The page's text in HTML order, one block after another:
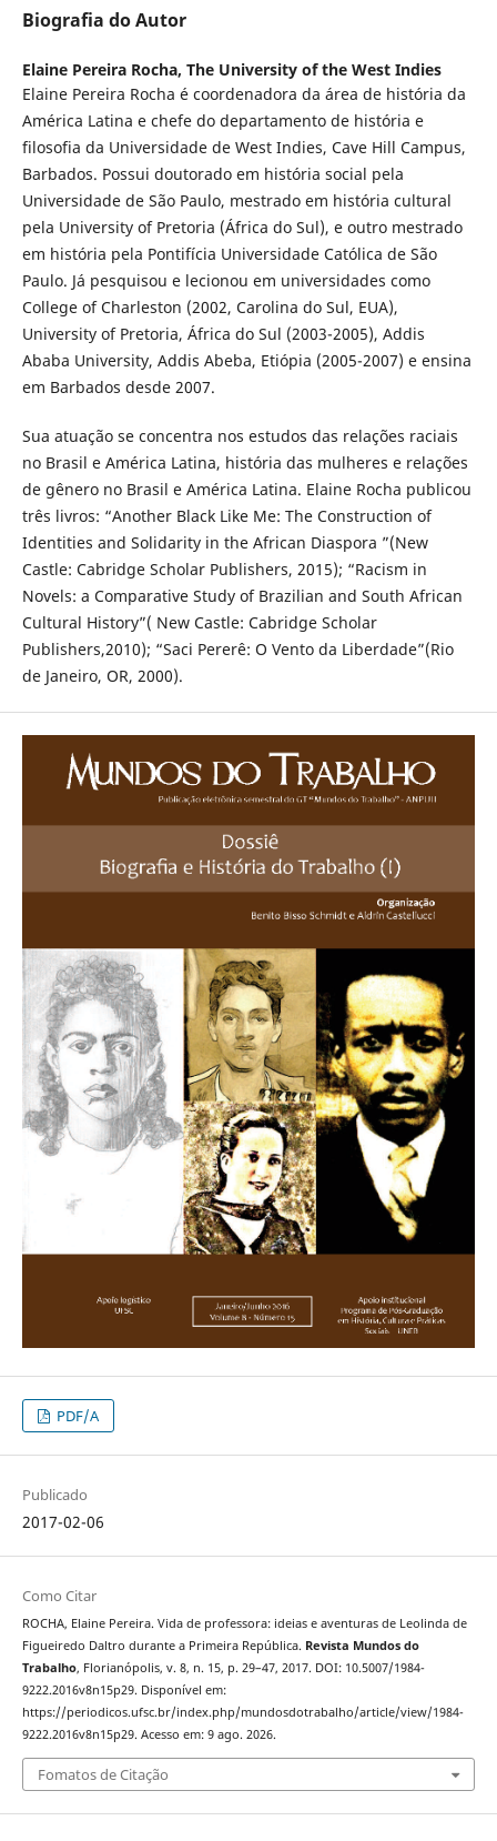
Biografia do Autor
Elaine Pereira Rocha, The University of the West Indies
Elaine Pereira Rocha é coordenadora da área de história da
América Latina e chefe do departamento de história e
filosofia da Universidade de West Indies, Cave Hill Campus,
Barbados. Possui doutorado em história social pela
Universidade de São Paulo, mestrado em história cultural
pela University of Pretoria (África do Sul), e outro mestrado
em história pela Pontifícia Universidade Católica de São
Paulo. Já pesquisou e lecionou em universidades como
College of Charleston (2002, Carolina do Sul, EUA),
University of Pretoria, África do Sul (2003-2005), Addis
Ababa University, Addis Abeba, Etiópia (2005-2007) e ensina
em Barbados desde 2007.
Sua atuação se concentra nos estudos das relações raciais
no Brasil e América Latina, história das mulheres e relações
de gênero no Brasil e América Latina. Elaine Rocha publicou
três livros: “Another Black Like Me: The Construction of
Identities and Solidarity in the African Diaspora ”(New
Castle: Cabridge Scholar Publishers, 2015); “Racism in
Novels: a Comparative Study of Brazilian and South African
Cultural History”( New Castle: Cabridge Scholar
Publishers,2010); “Saci Pererê: O Vento da Liberdade”(Rio
de Janeiro, OR, 2000).
PDF/A
Publicado
2017-02-06
Como Citar
ROCHA, Elaine Pereira. Vida de professora: ideias e aventuras de Leolinda de
Figueiredo Daltro durante a Primeira República. Revista Mundos do
Trabalho, Florianópolis, v. 8, n. 15, p. 29–47, 2017. DOI: 10.5007/1984-
9222.2016v8n15p29. Disponível em:
https://periodicos.ufsc.br/index.php/mundosdotrabalho/article/view/1984-
9222.2016v8n15p29. Acesso em: 9 ago. 2026.
Fomatos de Citação